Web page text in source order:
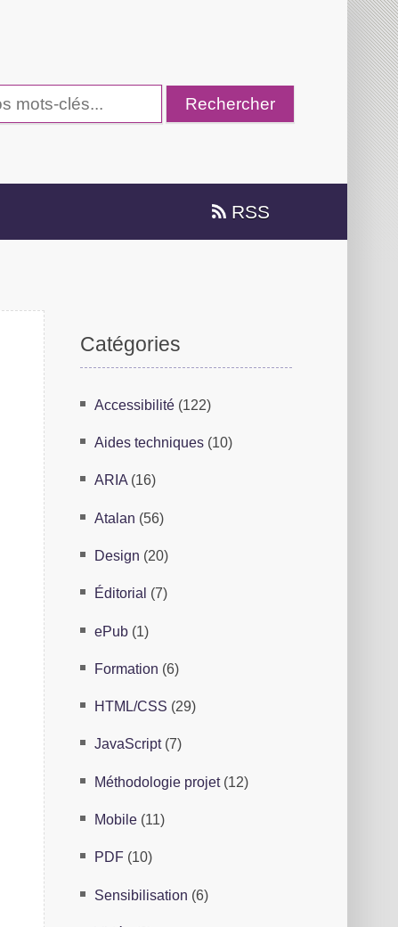
RSS
Catégories
Accessibilité (122)
Aides techniques (10)
ARIA (16)
Atalan (56)
Design (20)
Éditorial (7)
ePub (1)
Formation (6)
HTML/CSS (29)
JavaScript(7)
Méthodologie projet(12)
Mobile (11)
PDF (10)
Sensibilisation (6)